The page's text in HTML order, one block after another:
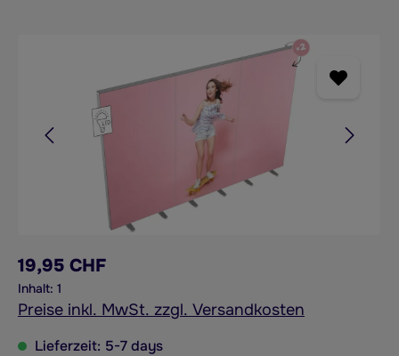
19,95 CHF
Inhalt: 1
Preise inkl. MwSt. zzgl. Versandkosten
Lieferzeit: 5-7 days